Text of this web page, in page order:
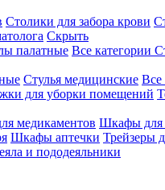
Столики для забора крови
Скрыть
палатные Все категории
Стулья медицинские Все
для уборки помещений
медикаментов Шкафы для
Шкафы аптечки Трейзеры
и пододеяльники